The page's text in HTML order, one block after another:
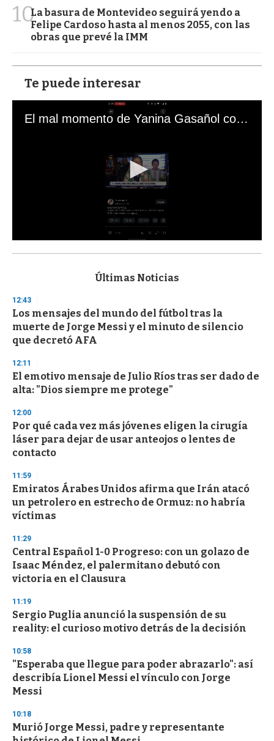
10La basura de Montevideo seguirá yendo a
Felipe Cardoso hasta al menos 2055, con las
obras que prevé la IMM
Te puede interesar
El mal momento de Yanina Gasañol con un hincha argentino en "Subrayado"
s
d
s
o
f
3
s
e
c
o
d
s
Últimas Noticias
12:43
Los mensajes del mundo del fútbol tras la
muerte de Jorge Messi y el minuto de silencio
que decretó AFA
12:11
El emotivo mensaje de Julio Ríos tras ser dado de
alta: "Dios siempre me protege"
12:00
Por qué cada vez más jóvenes eligen la cirugía
láser para dejar de usar anteojos o lentes de
contacto
11:59
Emiratos Árabes Unidos afirma que Irán atacó
un petrolero en estrecho de Ormuz: no habría
víctimas
11:29
Central Español 1-0 Progreso: con un golazo de
Isaac Méndez, el palermitano debutó con
victoria en el Clausura
11:19
Sergio Puglia anunció la suspensión de su
reality: el curioso motivo detrás de la decisión
10:58
"Esperaba que llegue para poder abrazarlo": así
describía Lionel Messi el vínculo con Jorge
Messi
10:18
Murió Jorge Messi, padre y representante